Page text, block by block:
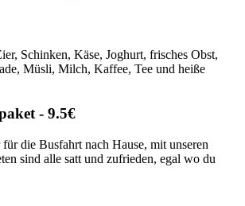
Schinken, Käse, Joghurt, frisches Obst,
Müsli, Milch, Kaffee, Tee und heiße
- 9.5€
die Busfahrt nach Hause, mit unseren
sind alle satt und zufrieden, egal wo du